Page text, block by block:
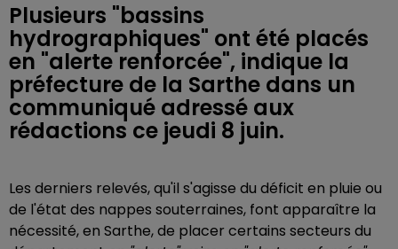
Plusieurs "bassins
hydrographiques" ont été placés
en "alerte renforcée", indique la
préfecture de la Sarthe dans un
communiqué adressé aux
rédactions ce jeudi 8 juin.
Les derniers relevés, qu'il s'agisse du déficit en pluie ou
de l'état des nappes souterraines, font apparaître la
nécessité, en Sarthe, de placer certains secteurs du